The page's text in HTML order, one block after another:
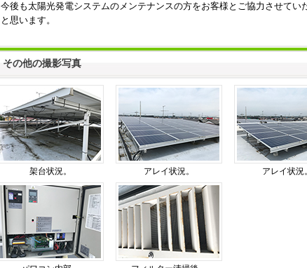
今後も太陽光発電システムのメンテナンスの方をお客様とご協力させてい
と思います。
その他の撮影写真
架台状況。 アレイ状況。 アレイ状況。